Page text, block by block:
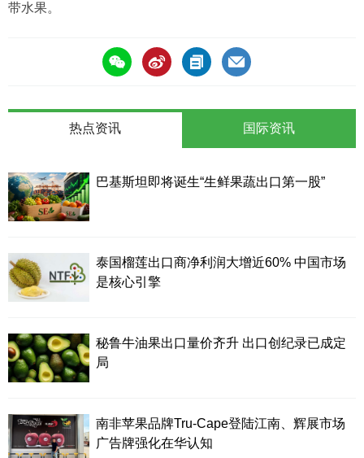
带水果。
热点资讯
巴基斯坦即将诞生“生鲜果蔬出口第一股”
泰国榴莲出口商净利润大增近60% 中国市场
是核心引擎
秘鲁牛油果出口量价齐升 出口创纪录已成定
局
南非苹果品牌Tru-Cape登陆江南、辉展市场
广告牌强化在华认知
国际资讯